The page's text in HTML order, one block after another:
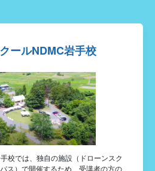
ールNDMC岩手校
校では、独自の施設（ドローンスク
ス）で開催するため、受講者の方の